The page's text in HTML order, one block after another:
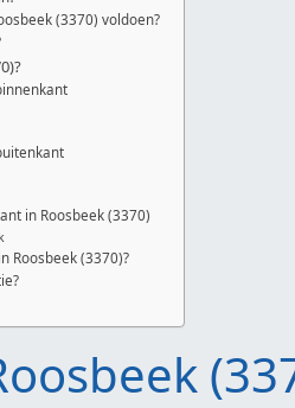
(3370) voldoen?
in Roosbeek (3370)
Roosbeek (3370)?